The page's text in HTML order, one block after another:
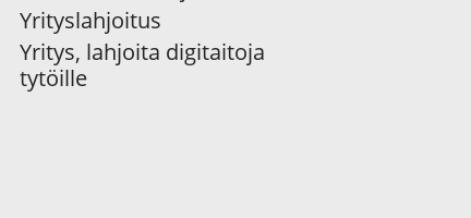
Yrityslahjoitus
Yritys, lahjoita digitaitoja
tytöille